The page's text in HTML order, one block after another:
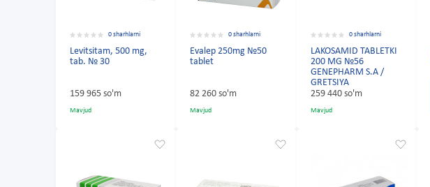
0 sharhlarni
Levitsitam, 500 mg,
tab. № 30
159 965 so'm
Mavjud
0 sharhlarni
Evalep 250mg №50
tablet
82 260 so'm
Mavjud
0 sharhlarni
LAKOSAMID TABLETKI
200 MG №56
GENEPHARM S.A /
GRETSIYA
259 440 so'm
Mavjud